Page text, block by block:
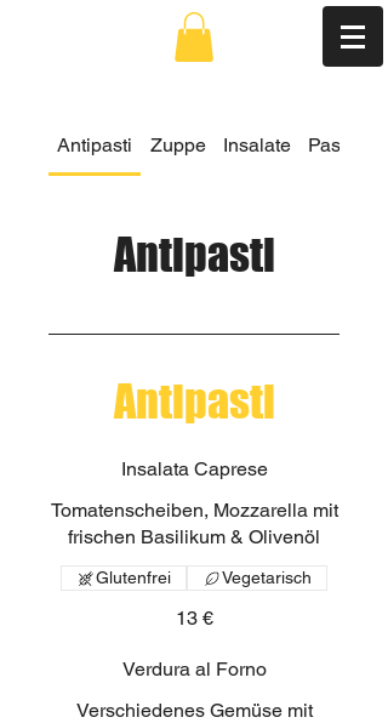
Antipasti Zuppe Insalate Pasta
Antipasti
Antipasti
Insalata Caprese
Tomatenscheiben, Mozzarella mit
frischen Basilikum & Olivenöl
13 €
Glutenfrei Vegetarisch
Verdura al Forno
Verschiedenes Gemüse mit